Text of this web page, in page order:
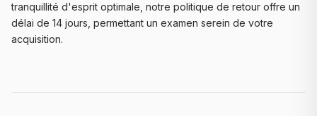
tranquillité d'esprit optimale, notre politique de retour offre un
délai de 14 jours, permettant un examen serein de votre
acquisition.